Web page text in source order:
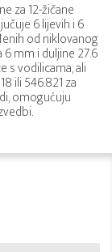
za 12-žičane
6 lijevih i 6
od niklovanog
mm i duljine 27.6
s vodilicama, ali
ili 546.821 za
omogućuju